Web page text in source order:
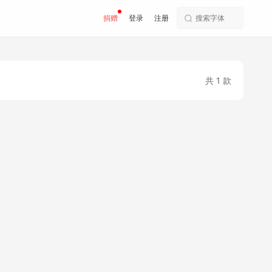
捐赠 登录 注册
共 1 款